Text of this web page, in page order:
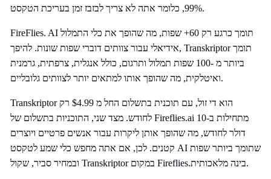
99%, כלומר אתה לא צריך לבזבז זמן בעריכת הטקסט.
FireFlies. AI תומך כרגע רק 60+ שפות, מה שהופך את כלי התמלול
אידיאלי עבור צוותים דוברי שפות שונות. להיפך, Transkriptor תומך
ביותר מ -100 שפות תמלול ותרגום, כולל אנגלית, צרפתית, גרמנית
ואיטלקית, מה שהופך אותו למתאים יותר לצוותים גלובליים.
Transkriptor הוא די זול, עם תוכנית בתשלום החל מ $4.99 רק
לחודש. מצד שני, התוכניות בתשלום של Fireflies.ai מתחילות ב-10
דולר לחודש, מה שהופך אותן ליקרות עבור אנשים פרטיים ויוצרים
קטנים. לכן, אם אתה מחפש כלי שמע לטקסט AI שתומך ביותר שפות
ובמחיר סביר, שקול Transkriptor במקום Fireflies.בינה מלאכותית.